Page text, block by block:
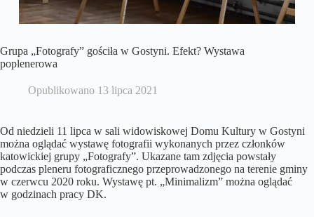
Grupa „Fotografy” gościła w Gostyni. Efekt? Wystawa
poplenerowa
Opublikowano 13 lipca 2021
Od niedzieli 11 lipca w sali widowiskowej Domu Kultury w Gostyni
można oglądać wystawę fotografii wykonanych przez członków
katowickiej grupy „Fotografy”. Ukazane tam zdjęcia powstały
podczas pleneru fotograficznego przeprowadzonego na terenie gminy
w czerwcu 2020 roku. Wystawę pt. „Minimalizm” można oglądać
w godzinach pracy DK.